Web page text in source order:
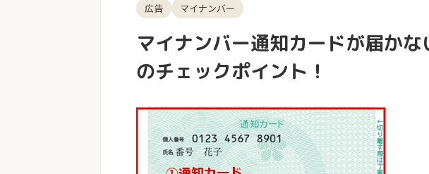
広告
マイナンバー
マイナンバー通知カードが届か
のチェックポイント！